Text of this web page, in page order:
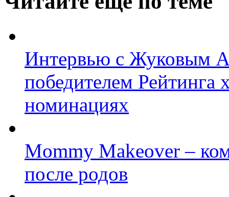
Интервью с Жуковым
победителем Рейтинга
номинациях
Mommy Makeover –
после родов